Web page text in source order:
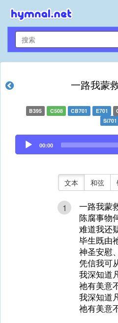
一路我蒙
B395 C508 CB701 E701
Si701
Audio
Player
00:00
文本 和弦
1
一路我蒙
陈腐事物
难道我还
毕生既由
神圣安慰
凭信我可
我深知道
祂有美意
我深知道
祂有美意